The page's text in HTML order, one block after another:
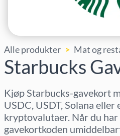
Alle produkter Mat og
Starbucks
Kjøp Starbucks-gavekort
USDC, USDT, Solana
kryptovalutaer. Når du
gavekortkoden